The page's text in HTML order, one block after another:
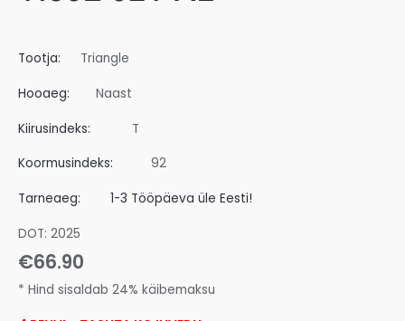
Tootja: Triangle
Hooaeg: Naast
Kiirusindeks: T
Koormusindeks: 92
Tarneaeg: 1-3 Tööpäeva üle Eesti!
DOT: 2025
€66.90
* Hind sisaldab 24% käibemaksu